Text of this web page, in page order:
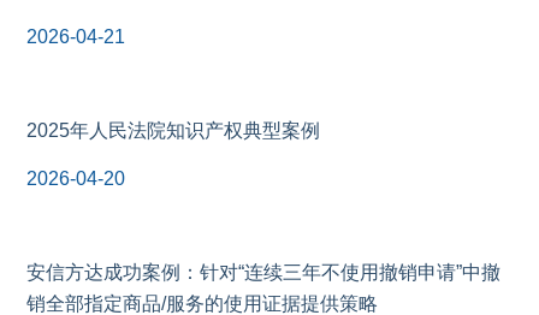
2026-04-21
2025年人民法院知识产权典型案例
2026-04-20
安信方达成功案例：针对“连续三年不使用撤销申请”中撤
销全部指定商品/服务的使用证据提供策略